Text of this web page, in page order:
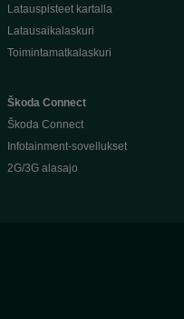
Latauspisteet kartalla
Latausaikalaskuri
Toimintamatkalaskuri
Škoda Connect
Škoda Connect
Infotainment-sovellukset
2G/3G alasajo